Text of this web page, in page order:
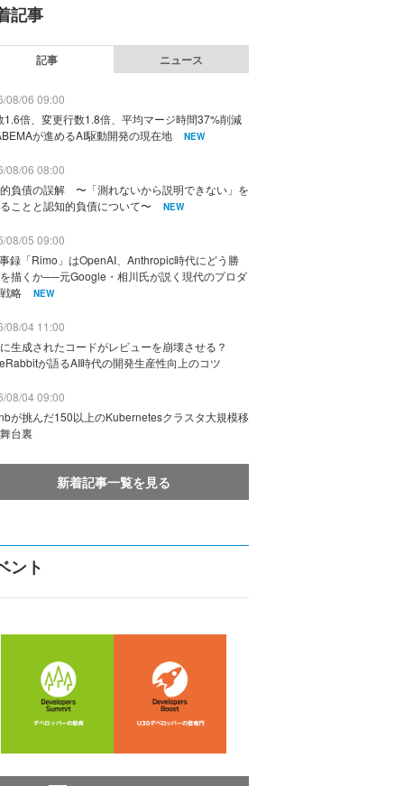
記事
記事 ニュース
08/06 09:00
1.6倍、変更行数1.8倍、平均マージ時間37%削減
が進めるAI駆動開発の現在地
NEW
08/06 08:00
負債の誤解 〜「測れないから説明できない」を
ことと認知的負債について〜
NEW
08/05 09:00
録「Rimo」はOpenAI、Anthropic時代にどう勝
描くか──元Google・相川氏が説く現代のプロダ
略
NEW
08/04 11:00
生成されたコードがレビューを崩壊させる？
が語るAI時代の開発生産性向上のコツ
08/04 09:00
が挑んだ150以上のKubernetesクラスタ大規模移
台裏
新着記事一覧を見る
ント